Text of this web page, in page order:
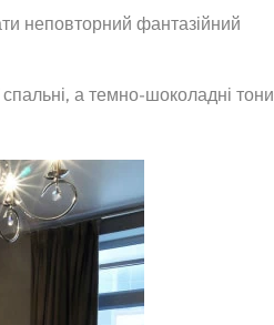
неповторний фантазійний
а темно-шоколадні тони